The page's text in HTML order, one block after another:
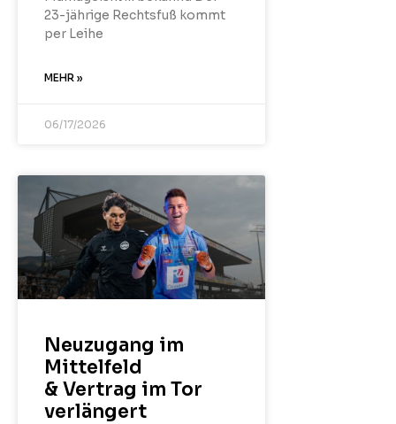
23-jährige Rechtsfuß kommt
per Leihe
MEHR »
06/17/2026
Neuzugang im
Mittelfeld
& Vertrag im Tor
verlängert